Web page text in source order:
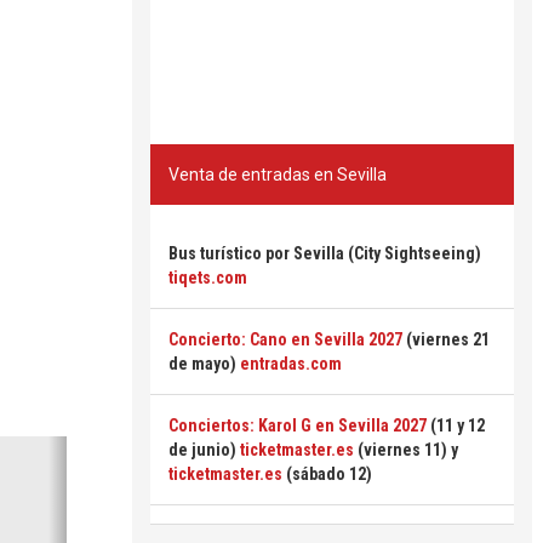
Venta de entradas en Sevilla
Bus turístico por Sevilla (City Sightseeing)
tiqets.com
Concierto: Cano en Sevilla 2027 (viernes 21
de mayo) entradas.com
Conciertos: Karol G en Sevilla 2027 (11 y 12
de junio) ticketmaster.es (viernes 11) y
ticketmaster.es (sábado 12)